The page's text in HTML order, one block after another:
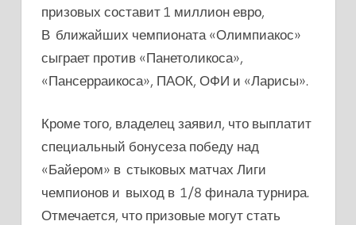
призовых составит 1 миллион евро,
В ближайших чемпионата «Олимпиакос»
сыграет против «Панетоликоса»,
«Пансерраикоса», ПАОК, ОФИ и «Ларисы».
Кроме того, владелец заявил, что выплатит
специальный бонусеза победу над
«Байером» в стыковых матчах Лиги
чемпионов и выход в 1/8 финала турнира.
Отмечается, что призовые могут стать